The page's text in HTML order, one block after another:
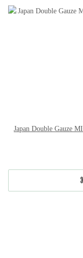
Japan Double Gauze